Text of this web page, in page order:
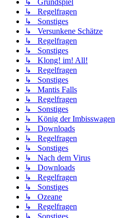
↳ Grundspiel
↳ Regelfragen
↳ Sonstiges
↳ Versunkene Schätze
↳ Regelfragen
↳ Sonstiges
↳ Klong! im! All!
↳ Regelfragen
↳ Sonstiges
↳ Mantis Falls
↳ Regelfragen
↳ Sonstiges
↳ König der Imbisswagen
↳ Downloads
↳ Regelfragen
↳ Sonstiges
↳ Nach dem Virus
↳ Downloads
↳ Regelfragen
↳ Sonstiges
↳ Ozeane
↳ Regelfragen